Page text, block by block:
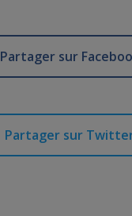
Partager sur
Partager sur